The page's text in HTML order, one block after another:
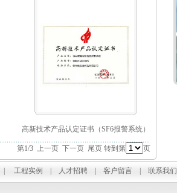
高新技术产品认定证书（SF6报警系统）
第1/3 上一页 下一页 尾页 转到第 页
工程实例 人才招聘 客户留言 联系我们